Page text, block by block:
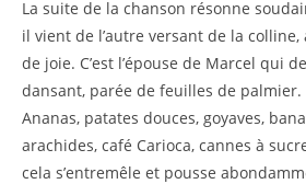
La suite de la chanson résonne
il vient de l’autre versant de la colline,
de joie. C’est l’épouse de Marcel qui
dansant, parée de feuilles de palmier.
Ananas, patates douces, goyaves,
arachides, café Carioca, cannes à
cela s’entremêle et pousse